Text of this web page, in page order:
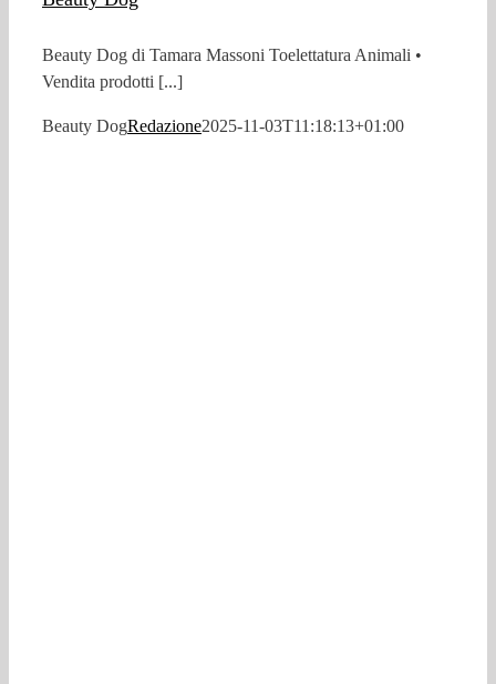
Beauty Dog di Tamara Massoni Toelettatura Animali •
Vendita prodotti [...]
Beauty DogRedazione2025-11-03T11:18:13+01:00